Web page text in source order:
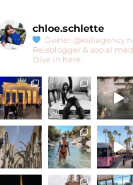
chloe.schlette
Owner @kefiagency.nl
Reisblogger & social
Dive in here